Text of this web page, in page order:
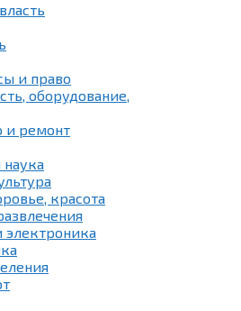
и право
оборудование,
и ремонт
наука
красота